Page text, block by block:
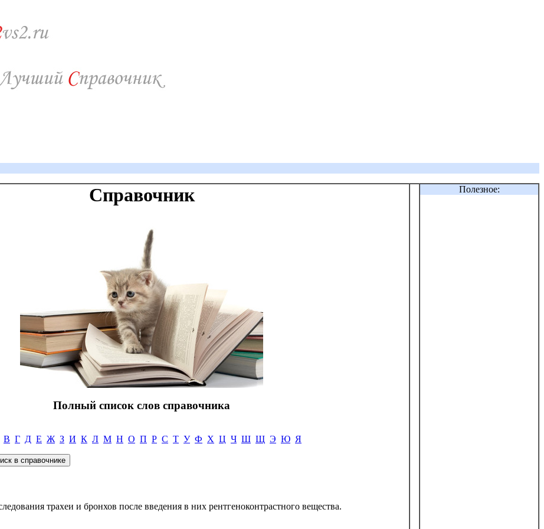
Справочник
Полный список слов справочника
В Г Д Е Ж З И К Л М Н О П Р С Т У Ф Х Ц Ч Ш Щ Э Ю Я
трахеи и бронхов после введения в них рентгеноконтрастного вещества.
Полезное: